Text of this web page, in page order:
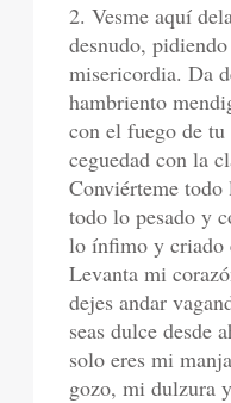
2. Vesme aquí
desnudo,
misericordia. Da
hambriento
con el fuego de
ceguedad con la
Conviérteme todo
todo lo pesado y
lo ínfimo y criado
Levanta mi
dejes andar
seas dulce desde
solo eres mi
gozo, mi dulzura